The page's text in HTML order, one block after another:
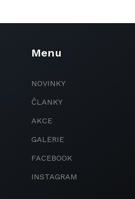
Menu
NOVINKY
ČLANKY
AKCE
GALERIE
FACEBOOK
INSTAGRAM